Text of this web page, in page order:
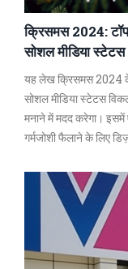
क्रिसमस 2024:
सोशल मीडिया स्टेटस
यह लेख क्रिसमस 2024
सोशल मीडिया स्टेटस
मनाने में मदद करेगा। इसमें
गर्मजोशी फैलाने के लिए